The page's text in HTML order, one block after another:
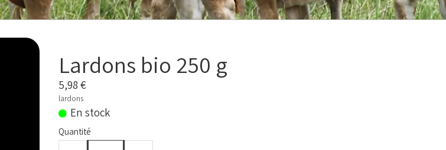
Lardons bio 250 g
5,98 €
lardons
En stock
Quantité